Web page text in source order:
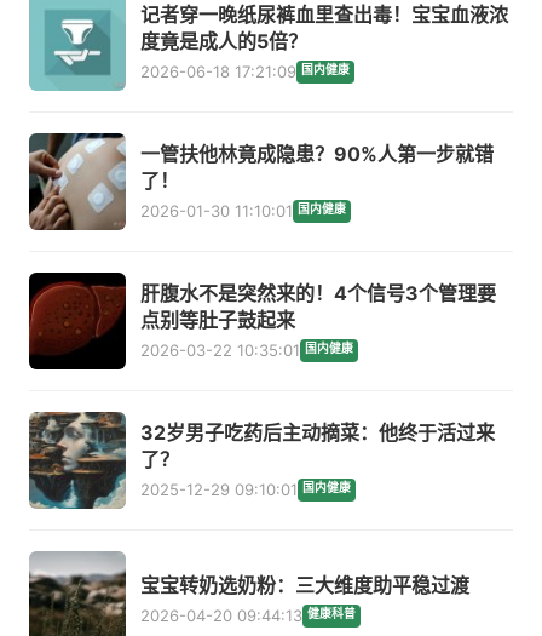
记者穿一晚纸尿裤血里查出毒！宝宝血液浓
度竟是成人的5倍？
2026-06-18 17:21:09 国内健康
一管扶他林竟成隐患？90%人第一步就错
了！
2026-01-30 11:10:01 国内健康
肝腹水不是突然来的！4个信号3个管理要
点别等肚子鼓起来
2026-03-22 10:35:01 国内健康
32岁男子吃药后主动摘菜：他终于活过来
了？
2025-12-29 09:10:01 国内健康
宝宝转奶选奶粉：三大维度助平稳过渡
2026-04-20 09:44:13 健康科普